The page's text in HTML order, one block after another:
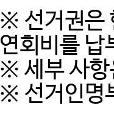
※ 선거권은
연회비를 납
※ 세부 사
※ 선거인명